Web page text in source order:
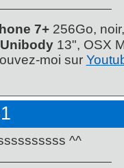
7+256Go,
13", OSX
moi sur
^^